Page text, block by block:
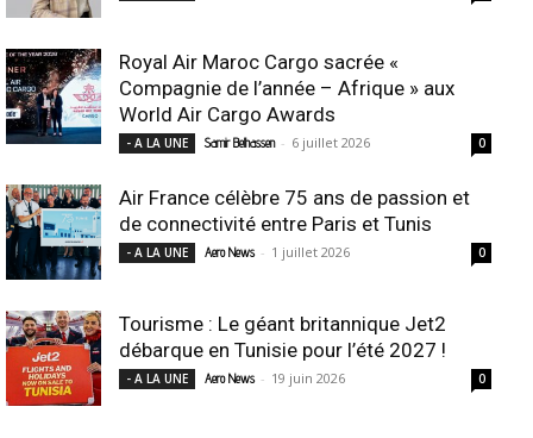
Royal Air Maroc Cargo sacrée «
Compagnie de l’année – Afrique » aux
World Air Cargo Awards
- A LA UNE Samir Belhassen - 6 juillet 2026 0
Air France célèbre 75 ans de passion et
de connectivité entre Paris et Tunis
- A LA UNE Aero News - 1 juillet 2026 0
Tourisme : Le géant britannique Jet2
débarque en Tunisie pour l’été 2027 !
- A LA UNE Aero News - 19 juin 2026 0